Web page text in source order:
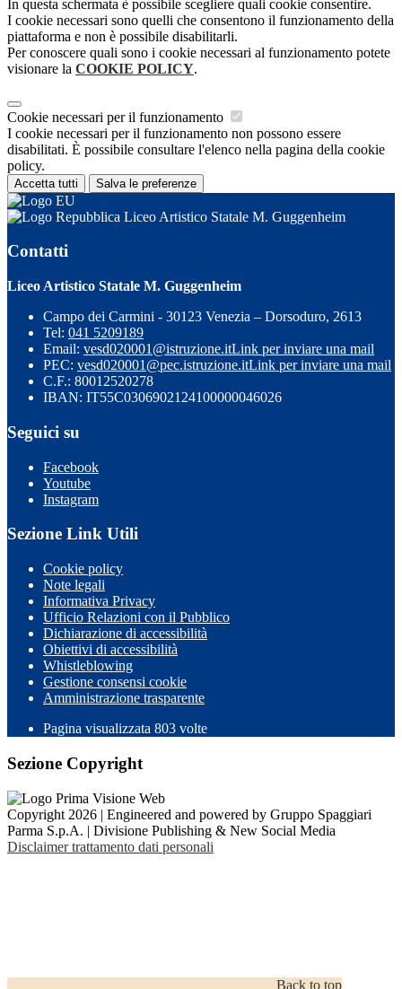
In questa schermata è possibile scegliere quali cookie consentire.
I cookie necessari sono quelli che consentono il funzionamento della
piattaforma e non è possibile disabilitarli.
Per conoscere quali sono i cookie necessari al funzionamento potete
visionare la COOKIE POLICY.
Cookie necessari per il funzionamento
I cookie necessari per il funzionamento non possono essere
disabilitati. È possibile consultare l'elenco nella pagina della cookie
policy.
Accetta tutti Salva le preferenze
Liceo Artistico Statale M. Guggenheim
Contatti
Liceo Artistico Statale M. Guggenheim
Campo dei Carmini - 30123 Venezia – Dorsoduro, 2613
Tel: 041 5209189
Email: vesd020001@istruzione.itLink per inviare una mail
PEC: vesd020001@pec.istruzione.itLink per inviare una mail
C.F.: 80012520278
IBAN: IT55C0306902124100000046026
Seguici su
Facebook
Youtube
Instagram
Sezione Link Utili
Cookie policy
Note legali
Informativa Privacy
Ufficio Relazioni con il Pubblico
Dichiarazione di accessibilità
Obiettivi di accessibilità
Whistleblowing
Gestione consensi cookie
Amministrazione trasparente
Pagina visualizzata 803 volte
Sezione Copyright
Copyright 2026 | Engineered and powered by Gruppo Spaggiari
Parma S.p.A. | Divisione Publishing & New Social Media
Disclaimer trattamento dati personali
Back to top